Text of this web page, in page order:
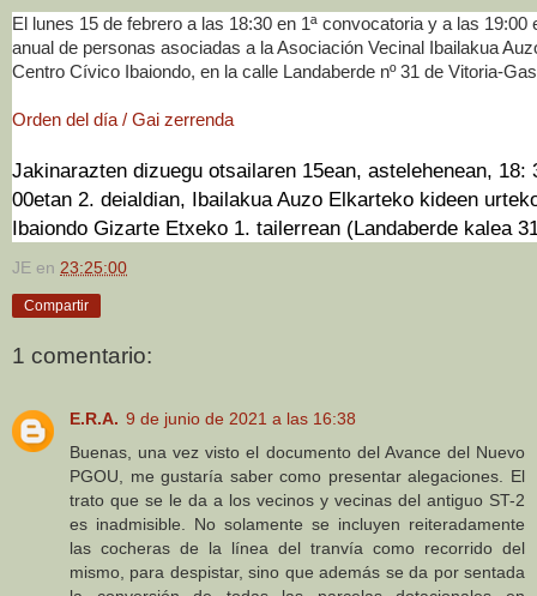
El lunes 15 de febrero a las 18:30 en 1ª convocatoria y a las 19:00
anual de personas asociadas a la Asociación Vecinal Ibailakua
Centro Cívico Ibaiondo, en la calle Landaberde nº 31 de Vitoria-
Orden del día / Gai zerrenda
Jakinarazten dizuegu otsailaren 15ean, astelehenean, 18:
00etan 2. deialdian, Ibailakua Auzo Elkarteko kideen
Ibaiondo Gizarte Etxeko 1. tailerrean (Landaberde kalea
JE en 23:25:00
Compartir
1 comentario:
E.R.A. 9 de junio de 2021 a las 16:38
Buenas, una vez visto el documento del Avance del Nuevo
PGOU, me gustaría saber como presentar alegaciones. El
trato que se le da a los vecinos y vecinas del antiguo ST-2
es inadmisible. No solamente se incluyen reiteradamente
las cocheras de la línea del tranvía como recorrido del
mismo, para despistar, sino que además se da por sentada